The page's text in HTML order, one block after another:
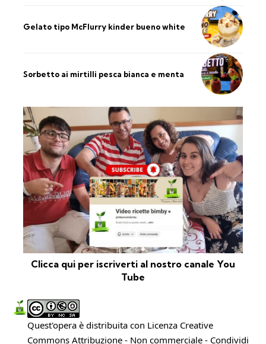
Gelato tipo McFlurry kinder bueno white
Sorbetto ai mirtilli pesca bianca e menta
Clicca qui per iscriverti al nostro canale You
Tube
Quest'opera è distribuita con Licenza Creative
Commons Attribuzione - Non commerciale - Condividi